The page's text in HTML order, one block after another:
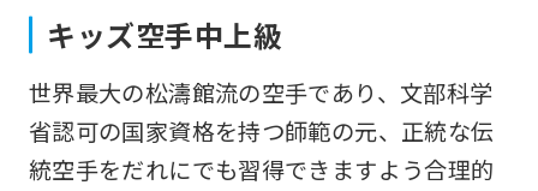
キッズ空手中上級
世界最大の松濤館流の空手であり、文部科学
省認可の国家資格を持つ師範の元、正統な伝
統空手をだれにでも習得できますよう合理的
translated
mechanically,
so
it
may